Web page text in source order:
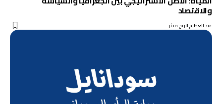
والاقتصاد
عبد العظيم الريح مدثر